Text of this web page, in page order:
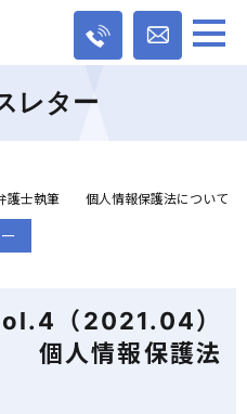
レター
護士執筆 個人情報保護法について
（2021.04）
個人情報保護法